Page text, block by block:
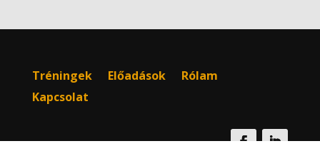
Tréningek Előadások
Rólam
Kapcsolat